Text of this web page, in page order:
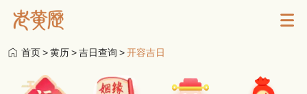
首页>黄历>吉日查询 >开容吉日